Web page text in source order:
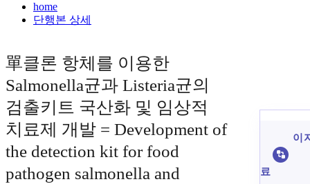
home
단행본 상세
單클론 항체를 이용한
Salmonella균과 Listeria균의
검출키트 국산화 및 임상적
치료제 개발 = Development of
the detection kit for food
pathogen salmonella and
이
료